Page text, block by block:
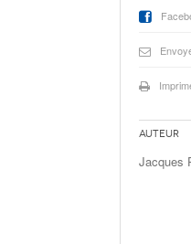
Auteur
Jacques